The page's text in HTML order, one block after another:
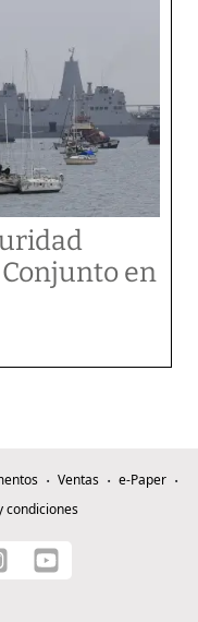
en
Ventas
e-Paper
condiciones